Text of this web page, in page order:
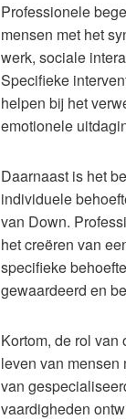
Professionele
mensen met het
werk, sociale
Specifieke
helpen bij het
emotionele
Daarnaast is het
individuele
van Down.
het creëren van
specifieke
gewaardeerd en
Kortom, de rol
leven van mensen
van
vaardigheden